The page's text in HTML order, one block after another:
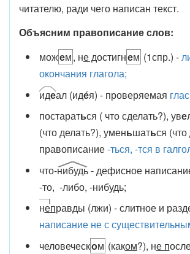
читателю, ради чего написан текст.
Объясним правописание слов:
можем, не достигнем (1спр.) -
окончания глагола;
идеал (иде́я) - проверяемая
постараться ( что сделать?), уве
(что делать?), уменьшаться
правописание-ться, -тся в
что-нибудь- дефисное
-то, -либо, -нибудь;
неправды (лжи) - слитное и
написание не с
человеческом (каком?), не п